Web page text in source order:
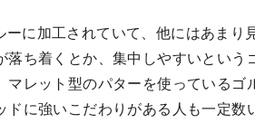
に加工されていて、他にはあまり
ち着くとか、集中しやすいという
レット型のパターを使っているゴ
に強いこだわりがある人も一定数